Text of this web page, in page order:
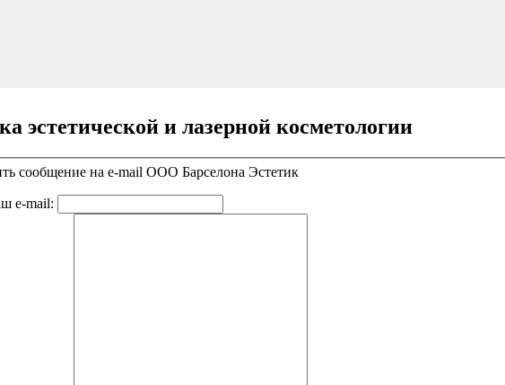
эстетической и лазерной косметологии
сообщение на e-mail ООО Барселона Эстетик
e-mail: